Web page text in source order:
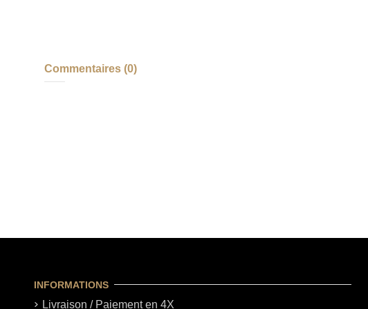
Commentaires (0)
INFORMATIONS
Livraison / Paiement en 4X